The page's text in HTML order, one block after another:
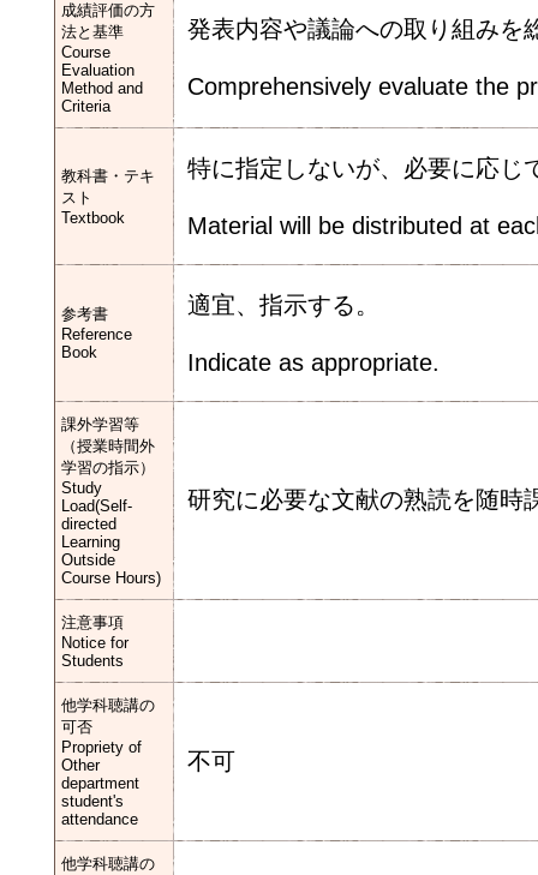
成績評価の方
法と基準
Course
Evaluation
Method and
Criteria
発表内容や議論への取り組みを
Comprehensively evaluate the
教科書・テキ
スト
Textbook
特に指定しないが、必要に応じ
Material will be distributed at
参考書
Reference
Book
適宜、指示する。
Indicate as appropriate.
課外学習等
（授業時間外
学習の指示）
Study
Load(Self-
directed
Learning
Outside
Course Hours)
研究に必要な文献の熟読を随時
注意事項
Notice for
Students
他学科聴講の
可否
Propriety of
Other
department
student's
attendance
不可
他学科聴講の